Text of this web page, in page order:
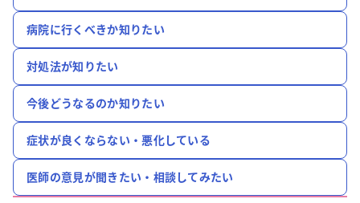
病院に行くべきか知りたい
対処法が知りたい
今後どうなるのか知りたい
症状が良くならない・悪化している
医師の意見が聞きたい・相談してみたい